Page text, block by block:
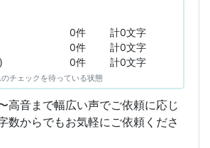
0件
計0文字
0件
計0文字
0件 計0文字
チェックを待っている状態
高音まで幅広い声でご依頼に応じ
数からでもお気軽にご依頼くださ